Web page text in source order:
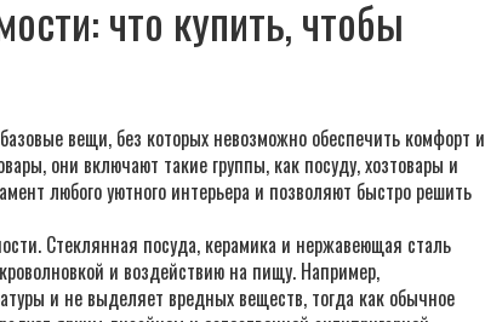
что купить, чтобы
вещи, без которых невозможно обеспечить комфорт и
, они включают такие группы, как посуду,хозтовары и
любого уютного интерьера и позволяют быстро решить
Стеклянная посуда, керамика и нержавеющая сталь
и воздействию на пищу. Например,
и не выделяет вредных веществ, тогда как обычное